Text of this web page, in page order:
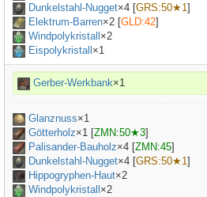
Dunkelstahl-Nugget×4 [GRS:50★1]
Elektrum-Barren×2 [GLD:42]
Windpolykristall ×2
Eispolykristall ×1
Gerber-Werkbank×1
Glanznuss×1
Götterholz×1 [ZMN:50★3]
Palisander-Bauholz×4 [ZMN:45]
Dunkelstahl-Nugget×4 [GRS:50★1]
Hippogryphen-Haut×2
Windpolykristall ×2